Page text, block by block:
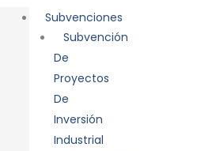
Subvenciones
Subvención
De
Proyectos
De
Inversión
Industrial